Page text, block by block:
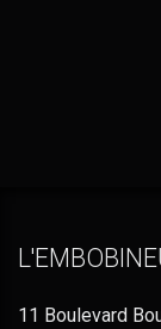
11 Boulevard